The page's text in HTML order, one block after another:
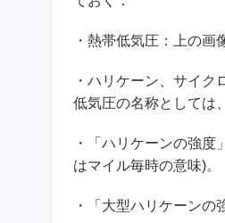
・熱帯低気圧：上の画
・ハリケーン、サイ
低気圧の名称としては
・「ハリケーンの強
はマイル毎時の意味)。
・「大型ハリケーンの